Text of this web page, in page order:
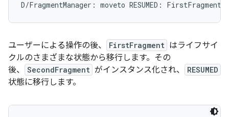
ユーザーによる操作の後、 FirstFragment はライフサイ
クルのさまざまな状態から移行します。その
後、
SecondFragment がインスタンス化され、 RESUMED
状態に移行します。